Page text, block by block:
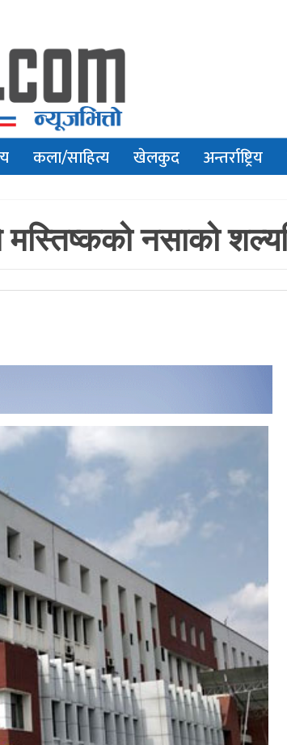
कला/साहित्य खेलकुद अन्तर्राष्ट्रिय
मस्तिष्कको नसाको